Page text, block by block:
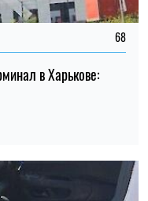
68
в Харькове: